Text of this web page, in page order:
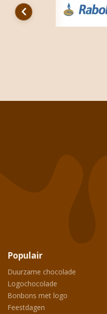
Populair
Duurzame chocolade
Logochocolade
Bonbons met logo
Feestdagen